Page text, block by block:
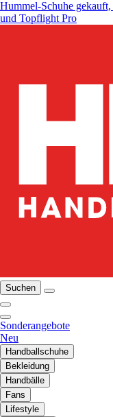
Hummel-Schuhe gekauft,
und Topflight Pro
Suchen
Sonderangebote
Neu
Handballschuhe
Bekleidung
Handbälle
Fans
Lifestyle